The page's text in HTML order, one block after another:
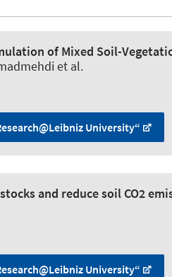
of Mixed Soil-
et al.
University“
and reduce soil CO2
University“